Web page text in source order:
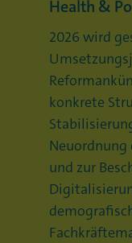
Health &
2026 wird
konkrete
und zur